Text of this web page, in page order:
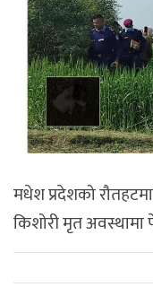
मधेश प्रदेशको
किशोरी मृत अवस्थामा